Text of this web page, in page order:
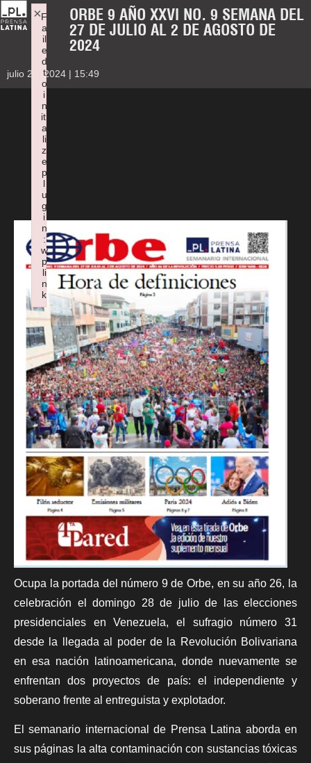
ORBE 9 AÑO XXVI NO. 9 SEMANA DEL
27 DE JULIO AL 2 DE AGOSTO DE
2024
julio 26, 2024 | 15:49
Ocupa la portada del número 9 de Orbe, en su año 26, la
celebración el domingo 28 de julio de las elecciones
presidenciales en Venezuela, el sufragio número 31
desde la llegada al poder de la Revolución Bolivariana
en esa nación latinoamericana, donde nuevamente se
enfrentan dos proyectos de país: el independiente y
soberano frente al entreguista y explotador.
El semanario internacional de Prensa Latina aborda en
sus páginas la alta contaminación con sustancias tóxicas
F
a
il
e
d
t
o
i
n
iti
a
li
z
e
p
l
u
g
i
n
:
w
p
li
n
k
×
Failed to initialize plugin: wplink